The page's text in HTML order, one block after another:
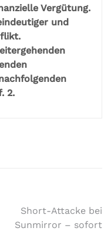
Vergütung.
und
2.
Short-Attacke bei
Sunmirror – sofort